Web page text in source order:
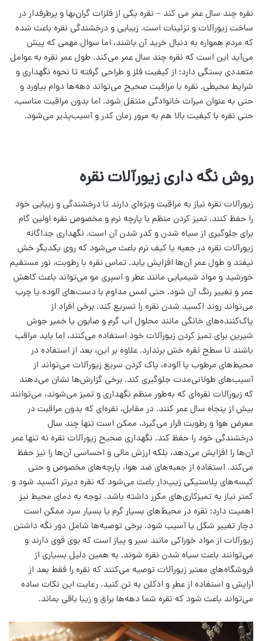
نقره چند سال عمر می کند – نقره یکی از فلزات گران‌بها و پرطرفدار در
ساخت زیورآلات و تزئینات است. زیبایی و درخشندگی نقره باعث شده
که مردم همواره به دنبال خرید آن باشند، اما سوال مهمی که پیش
می‌آید این است که نقره چند سال عمر می‌کند. طول عمر نقره به عوامل
متعددی بستگی دارد؛ از کیفیت فلز و طراحی گرفته تا نحوه نگهداری و
شرایط محیطی. نقره با مراقبت صحیح می‌تواند دهه‌ها دوام بیاورد و
حتی به عنوان میراث خانوادگی منتقل شود. اما بدون مراقبت مناسب،
حتی نقره با کیفیت بالا هم به مرور زمان کدر و آسیب‌پذیر می‌شود.
روش نگه داری زیورآلات نقره
زیورآلات نقره نیاز به مراقبت ویژه‌ای دارند تا درخشندگی و زیبایی خود
را حفظ کنند. تمیز کردن منظم با پارچه نرم و مخصوص نقره اولین گام
برای جلوگیری از سیاه شدن و کدر شدن آن است. نگهداری جداگانه
زیورآلات نقره در جعبه یا کیف نرم باعث می‌شود که روی یکدیگر خش
نیفتد و طول عمر آن‌ها افزایش یابد. تماس نقره با رطوبت، نور مستقیم
خورشید و مواد شیمیایی مانند عطر و اسپری مو می‌تواند باعث کاهش
عمر و تغییر رنگ آن شود. حتی لمس مداوم با دست‌های آلوده یا چرب
می‌تواند روند اکسید شدن نقره را تسریع کند. برخی افراد از
پاک‌کننده‌های خانگی مانند محلول آب گرم و صابون یا خمیر جوش
شیرین برای تمیز کردن زیورآلات خود استفاده می‌کنند، اما باید مراقب
باشند تا سطح نقره خش برندارد. علاوه بر این، بعد از استفاده در
محیط‌های مرطوب یا آلوده، پاک کردن سریع زیورآلات می‌تواند از
آسیب‌های طولانی‌مدت جلوگیری کند. برخی گزارش‌ها نشان می‌دهند
که زیورآلات نقره‌ای که به‌طور منظم نگهداری و تمیز می‌شوند، می‌توانند
بیش از پنجاه سال عمر کنند. در مقابل، نقره‌ای که بدون مراقبت در
معرض هوا و رطوبت قرار می‌گیرد، ممکن است تنها چند سال
درخشندگی خود را حفظ کند. نگهداری صحیح زیورآلات نقره نه تنها عمر
آن‌ها را افزایش می‌دهد، بلکه ارزش مالی و احساسی آن‌ها را نیز حفظ
می‌کند. استفاده از جعبه‌های ضد هوا، پارچه‌های مخصوص و حتی
کیسه‌های پلاستیکی زیپ‌دار باعث می‌شود که نقره دیرتر اکسید شود و
کمتر نیاز به تمیزکاری‌های مکرر داشته باشد. توجه به دمای محیط نیز
اهمیت دارد؛ نقره در محیط‌های بسیار گرم یا بسیار سرد ممکن است
دچار تغییر شکل یا آسیب شود. برخی توصیه‌ها شامل دور نگه داشتن
زیورآلات از مواد خوراکی مانند سیر و پیاز است که بوی قوی دارند و
می‌توانند باعث سیاه شدن نقره شوند. به همین دلیل بسیاری از
فروشگاه‌های معتبر زیورآلات توصیه می‌کنند که نقره را فقط بعد از
آرایش و استفاده از عطر و ادکلن به تن کنید. رعایت این نکات ساده
می‌تواند باعث شود که نقره شما دهه‌ها براق و زیبا باقی بماند.